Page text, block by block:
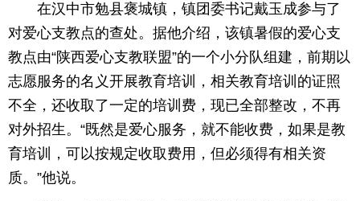
在汉中市勉县褒城镇，镇团委书记戴玉成参与了
对爱心支教点的查处。据他介绍，该镇暑假的爱心支
教点由“陕西爱心支教联盟”的一个小分队组建，前期以
志愿服务的名义开展教育培训，相关教育培训的证照
不全，还收取了一定的培训费，现已全部整改，不再
对外招生。“既然是爱心服务，就不能收费，如果是教
育培训，可以按规定收取费用，但必须得有相关资
质。”他说。